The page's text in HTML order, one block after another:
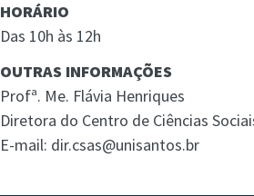
HORÁRIO
Das 10h às 12h
OUTRAS INFORMAÇÕES
Profª. Me. Flávia Henriques
Diretora do Centro de Ciências
E-mail: dir.csas@unisantos.br